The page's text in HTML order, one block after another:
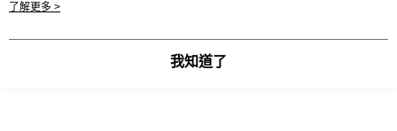
用條款之 Cookie 聲明使用 cookie。
了解更多 >
我知道了